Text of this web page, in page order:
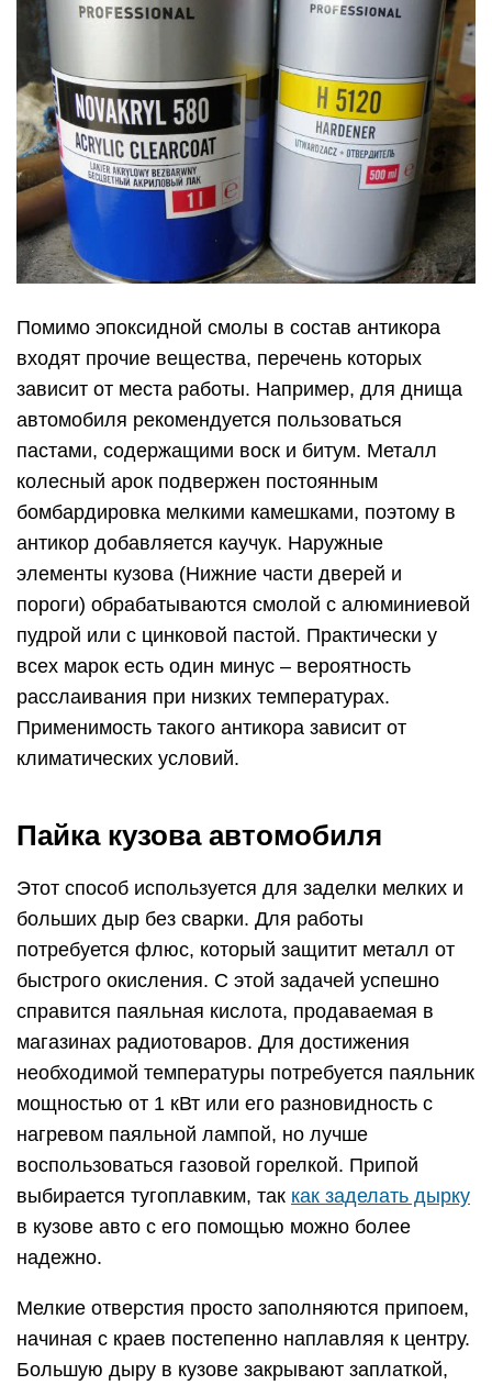
Помимо эпоксидной смолы в состав антикора
входят прочие вещества, перечень которых
зависит от места работы. Например, для днища
автомобиля рекомендуется пользоваться
пастами, содержащими воск и битум. Металл
колесный арок подвержен постоянным
бомбардировка мелкими камешками, поэтому в
антикор добавляется каучук. Наружные
элементы кузова (Нижние части дверей и
пороги) обрабатываются смолой с алюминиевой
пудрой или с цинковой пастой. Практически у
всех марок есть один минус – вероятность
расслаивания при низких температурах.
Применимость такого антикора зависит от
климатических условий.
Пайка кузова автомобиля
Этот способ используется для заделки мелких и
больших дыр без сварки. Для работы
потребуется флюс, который защитит металл от
быстрого окисления. С этой задачей успешно
справится паяльная кислота, продаваемая в
магазинах радиотоваров. Для достижения
необходимой температуры потребуется паяльник
мощностью от 1 кВт или его разновидность с
нагревом паяльной лампой, но лучше
воспользоваться газовой горелкой. Припой
выбирается тугоплавким, так как заделать дырку
в кузове авто с его помощью можно более
надежно.
Мелкие отверстия просто заполняются припоем,
начиная с краев постепенно наплавляя к центру.
Большую дыру в кузове закрывают заплаткой,